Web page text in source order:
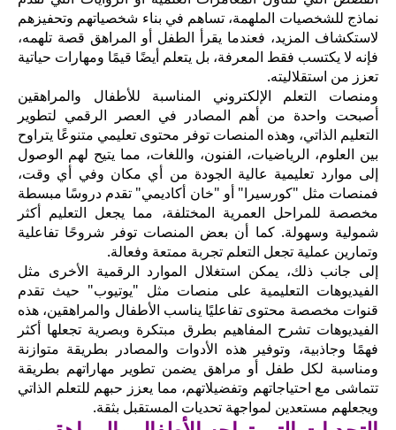
نماذج للشخصيات الملهمة، تساهم في بناء شخصياتهم وتحفيزهم
لاستكشاف المزيد، فعندما يقرأ الطفل أو المراهق قصة تلهمه،
فإنه لا يكتسب فقط المعرفة، بل يتعلم أيضًا قيمًا ومهارات حياتية
تعزز من استقلاليته.
ومنصات التعلم الإلكتروني المناسبة للأطفال والمراهقين
أصبحت واحدة من أهم المصادر في العصر الرقمي لتطوير
التعليم الذاتي، وهذه المنصات توفر محتوى تعليمي متنوعًا يتراوح
بين العلوم، الرياضيات، الفنون، واللغات، مما يتيح لهم الوصول
إلى موارد تعليمية عالية الجودة من أي مكان وفي أي وقت،
فمنصات مثل "كورسيرا" أو "خان أكاديمي" تقدم دروسًا مبسطة
مخصصة للمراحل العمرية المختلفة، مما يجعل التعليم أكثر
شمولية وسهولة. كما أن بعض المنصات توفر شروحًا تفاعلية
وتمارين عملية تجعل التعلم تجربة ممتعة وفعالة.
إلى جانب ذلك، يمكن استغلال الموارد الرقمية الأخرى مثل
الفيديوهات التعليمية على منصات مثل "يوتيوب" حيث تقدم
قنوات مخصصة محتوى تفاعليًا يناسب الأطفال والمراهقين، هذه
الفيديوهات تشرح المفاهيم بطرق مبتكرة وبصرية تجعلها أكثر
فهمًا وجاذبية، وتوفير هذه الأدوات والمصادر بطريقة متوازنة
ومناسبة لكل طفل أو مراهق يضمن تطوير مهاراتهم بطريقة
تتماشى مع احتياجاتهم وتفضيلاتهم، مما يعزز حبهم للتعلم الذاتي
ويجعلهم مستعدين لمواجهة تحديات المستقبل بثقة.